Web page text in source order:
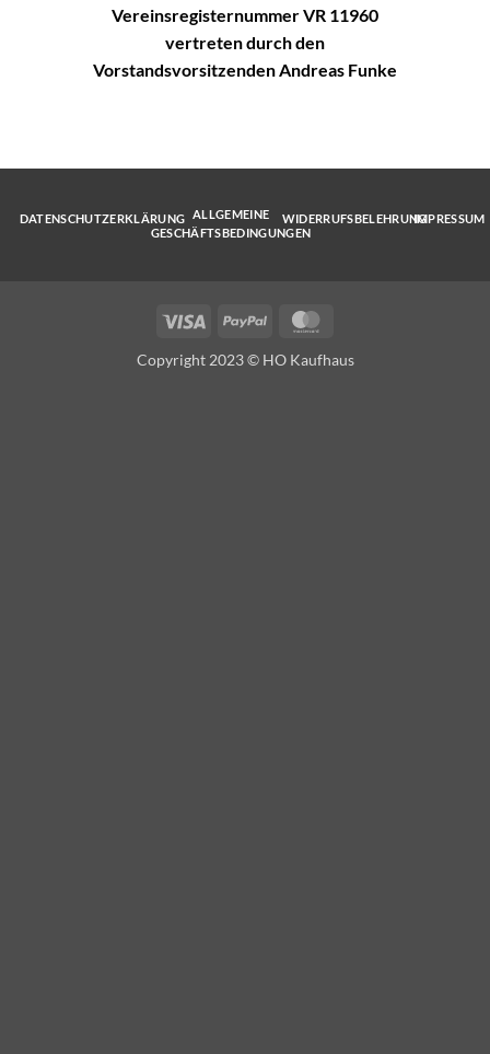
Vereinsregisternummer VR 11960
vertreten durch den
Vorstandsvorsitzenden Andreas Funke
DATENSCHUTZERKLÄRUNG ALLGEMEINE
GESCHÄFTSBEDINGUNGEN
WIDERRUFSBELEHRUNGIMPRESSUM
Visa PayPal
Copyright 2023 © HO Kaufhaus